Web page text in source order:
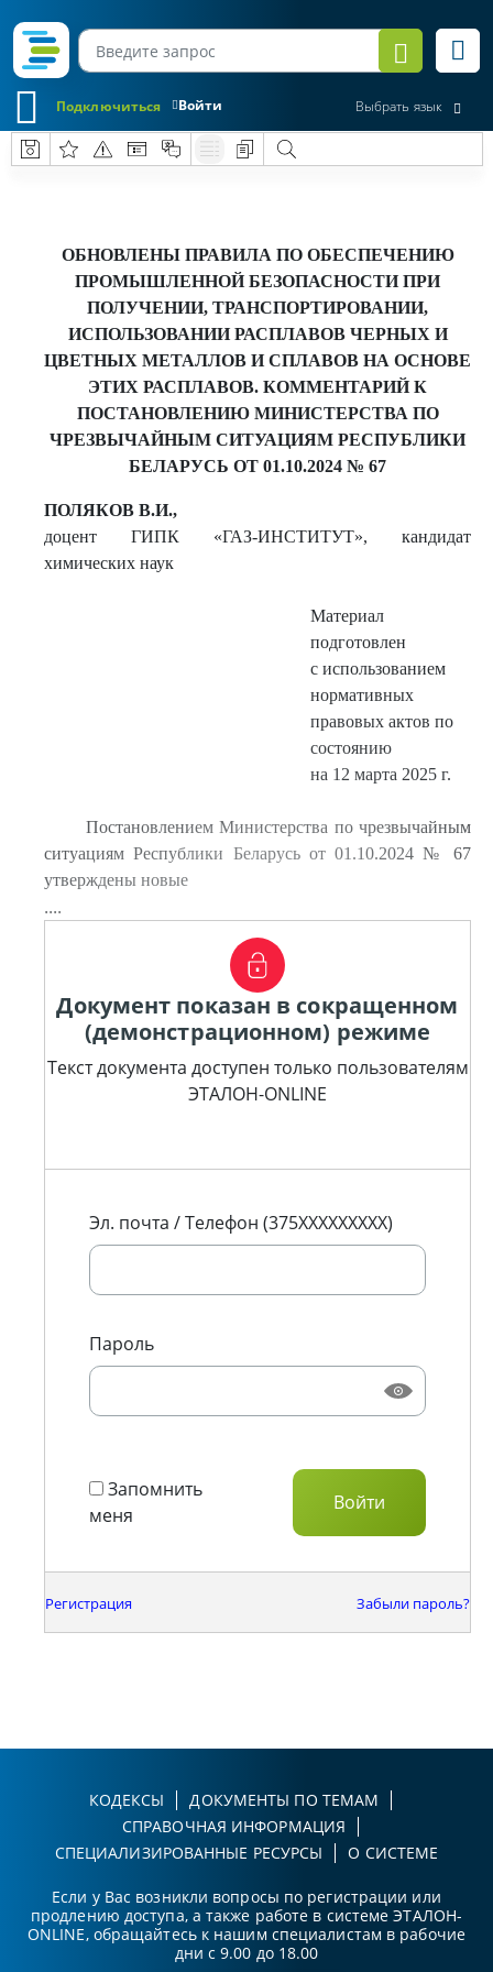
Войти
Подключиться Выбрать язык
ОБНОВЛЕНЫ ПРАВИЛА ПО ОБЕСПЕЧЕНИЮ
ПРОМЫШЛЕННОЙ БЕЗОПАСНОСТИ ПРИ
ПОЛУЧЕНИИ, ТРАНСПОРТИРОВАНИИ,
ИСПОЛЬЗОВАНИИ РАСПЛАВОВ ЧЕРНЫХ И
ЦВЕТНЫХ МЕТАЛЛОВ И СПЛАВОВ НА ОСНОВЕ
ЭТИХ РАСПЛАВОВ. КОММЕНТАРИЙ К
ПОСТАНОВЛЕНИЮ МИНИСТЕРСТВА ПО
ЧРЕЗВЫЧАЙНЫМ СИТУАЦИЯМ РЕСПУБЛИКИ
БЕЛАРУСЬ ОТ 01.10.2024 № 67
ПОЛЯКОВ В.И.,
доцент ГИПК «ГАЗ-ИНСТИТУТ», кандидат
химических наук
Материал
подготовлен
с использованием
нормативных
правовых актов по
состоянию
на 12 марта 2025 г.
Постановлением Министерства по чрезвычайным
ситуациям Республики Беларусь от 01.10.2024 № 67
утверждены новые
....
Документ показан в сокращенном
(демонстрационном) режиме
Текст документа доступен только пользователям
ЭТАЛОН-ONLINE
Эл. почта / Телефон (375XXXXXXXXX)
Пароль
Запомнить
меня
Регистрация Забыли пароль?
КОДЕКСЫ
ДОКУМЕНТЫ ПО ТЕМАМ
СПРАВОЧНАЯ ИНФОРМАЦИЯ
СПЕЦИАЛИЗИРОВАННЫЕ РЕСУРСЫ
О СИСТЕМЕ
Если у Вас возникли вопросы по регистрации или
продлению доступа, а также работе в системе ЭТАЛОН-
ONLINE, обращайтесь к нашим специалистам в рабочие
дни с 9.00 до 18.00